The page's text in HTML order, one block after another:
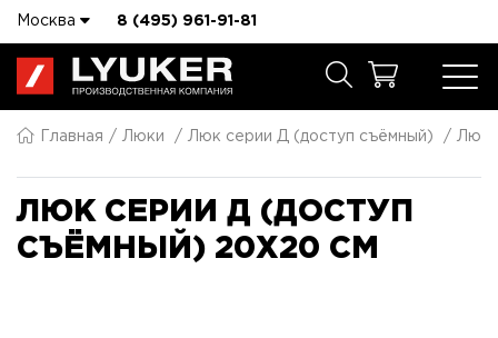
Москва 8 (495) 961-91-81
Главная Люки Люк серии Д (доступ съёмный) Люк
ЛЮК СЕРИИ Д (ДОСТУП
СЪЁМНЫЙ) 20X20 СМ